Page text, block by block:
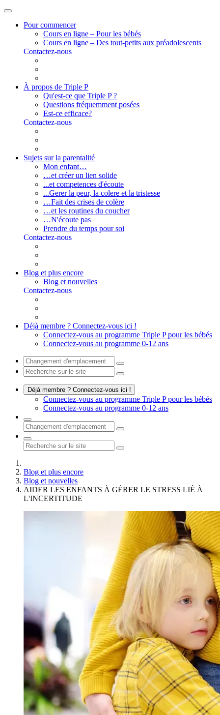
Pour commencer
Cours en ligne – Pour les bébés
Cours en ligne – Des tout-petits aux préadolescents
Contactez-nous
À propos de Triple P
Qu'est-ce que Triple P ?
Questions fréquemment posées
Est-ce efficace?
Contactez-nous
Sujets sur la parentalité
Mon enfant…
…et créer un lien solide
...et competences d'écoute
...Gerer la peur, la colere et la tristesse
…Fait des crises de colère
…et les routines du coucher
…N'écoute pas
Prendre du temps pour soi
Contactez-nous
Blog et plus encore
Blog et nouvelles
Contactez-nous
Déjà membre ? Connectez-vous ici !
Connectez-vous au programme Triple P pour les bébés
Connectez-vous au programme 0-12 ans
Déjà membre ? Connectez-vous ici !
Connectez-vous au programme Triple P pour les bébés
Connectez-vous au programme 0-12 ans
Blog et plus encore
Blog et nouvelles
AIDER LES ENFANTS À GÉRER LE STRESS LIÉ À
L'INCERTITUDE